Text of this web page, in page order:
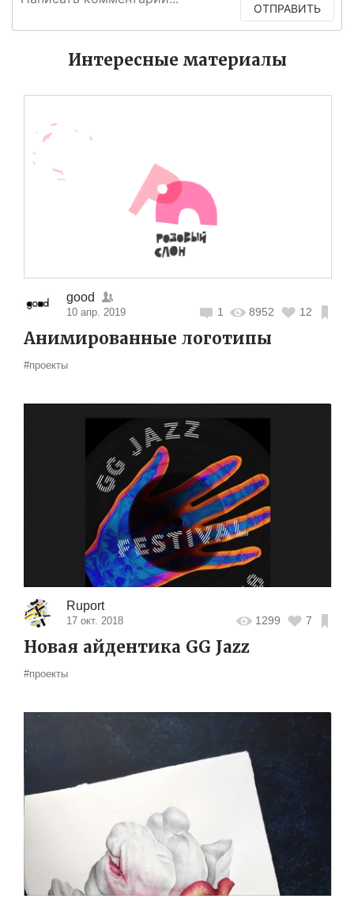
ОТПРАВИТЬ
Интересные материалы
good
10 апр. 2019 1 8952 12
Анимированные логотипы
#проекты
Ruport
17 окт. 2018 1299 7
Новая айдентика GG Jazz
#проекты